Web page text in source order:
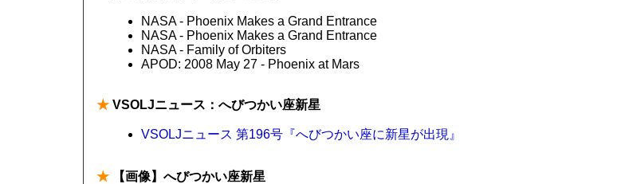
NASA - Phoenix Makes a Grand Entrance
NASA - Phoenix Makes a Grand Entrance
NASA - Family of Orbiters
APOD: 2008 May 27 - Phoenix at Mars
★ VSOLJニュース：へびつかい座新星
VSOLJニュース 第196号『へびつかい座に新星が出現』
★ 【画像】へびつかい座新星